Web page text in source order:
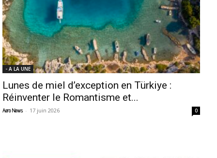
- A LA UNE
Lunes de miel d’exception en Türkiye :
Réinventer le Romantisme et...
Aero News - 17 juin 2026 0